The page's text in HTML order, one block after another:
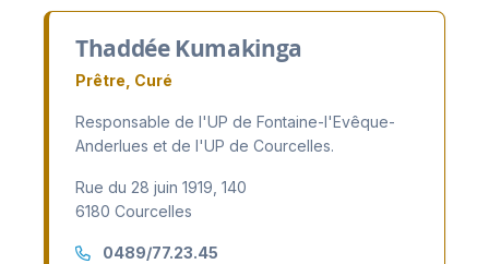
Thaddée Kumakinga
Prêtre, Curé
Responsable de l'UP de Fontaine-l'Evêque-
Anderlues et de l'UP de Courcelles.
Rue du 28 juin 1919, 140
6180 Courcelles
0489/77.23.45